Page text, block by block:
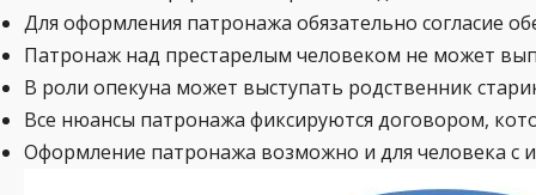
Для оформления патронажа обязательно согласие
Патронаж над престарелым человеком не может
В роли опекуна может выступать родственник
Все нюансы патронажа фиксируются договором,
Оформление патронажа возможно и для человека с